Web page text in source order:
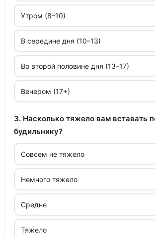
Утром (8–10)
В середине дня (10–13)
Во второй половине дня (13–17)
Вечером (17+)
3. Насколько тяжело вам вставать
будильнику?
Совсем не тяжело
Немного тяжело
Средне
Тяжело